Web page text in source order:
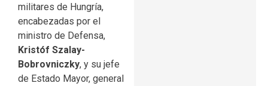
militares de Hungría,
encabezadas por el
ministro de Defensa,
Kristóf Szalay-
Bobrovniczky, y su jefe
de Estado Mayor, general